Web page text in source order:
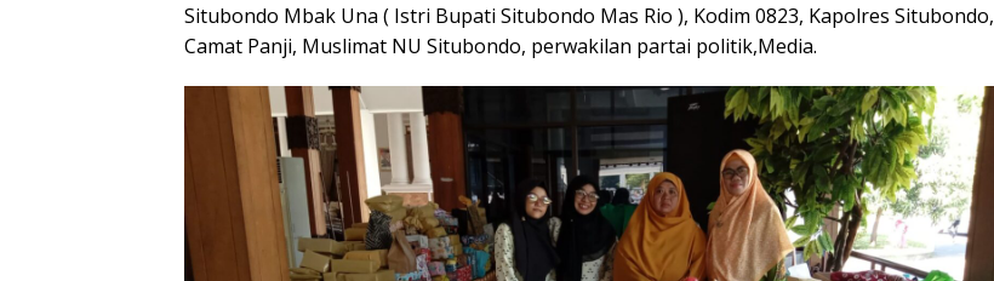
Situbondo Mbak Una ( Istri Bupati Situbondo Mas Rio ), Kodim 0823, Kapolres Situbondo,
Camat Panji, Muslimat NU Situbondo, perwakilan partai politik,Media.